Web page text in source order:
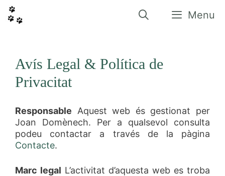
contingut
Menu
Avís Legal & Política de
Privacitat
Responsable Aquest web és gestionat per
Joan Domènech. Per a qualsevol consulta
podeu contactar a través de la pàgina
Contacte.
Marc legal L’activitat d’aquesta web es troba